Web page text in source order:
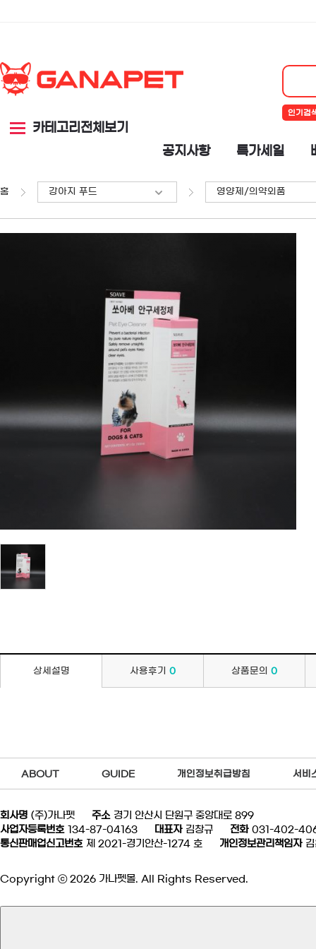
카테고리전체보기
인기검
공지사항 특가세일
홈 강아지 푸드 영양제/의약외품
상세설명 사용후기 0 상품문의 0
ABOUT GUIDE 개인정보취급방침 서비
회사명 (주)가나펫 주소 경기 안산시 단원구 중앙대로 899
사업자등록번호
134-87-04163 대표자 김창규 전화 031-402-
통신판매업신고번호 제 2021-경기안산-1274 호 개인정보관리책임자
Copyright ⓒ 2026 가나펫몰. All Rights Reserved.